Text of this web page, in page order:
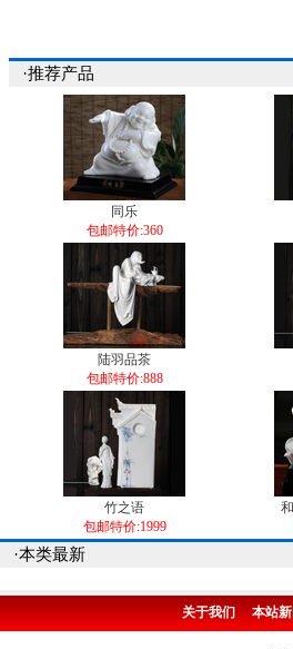
·推荐产品
同乐
包邮特价:360
陆羽品茶
包邮特价:888
竹之语
包邮特价:1999
·本类最新
关于我们 本站新